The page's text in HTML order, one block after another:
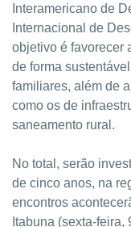
Interamericano de
Internacional de
objetivo é favorecer
de forma
familiares, além de
como os de
saneamento rural.
No total, serão
de cinco anos, na
encontros
Itabuna (sexta-